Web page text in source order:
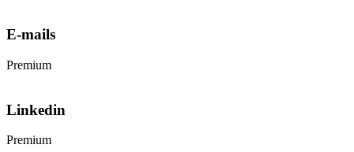
E-mails
Premium
Linkedin
Premium